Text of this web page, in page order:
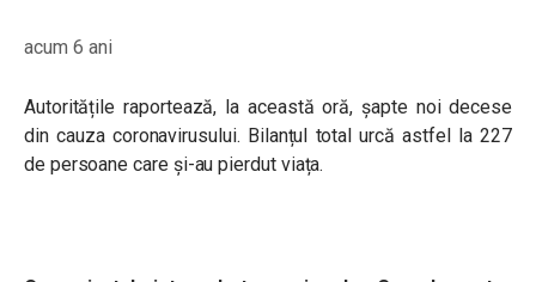
acum 6 ani
Autoritățile raportează, la această oră, șapte noi decese
din cauza coronavirusului. Bilanțul total urcă astfel la 227
de persoane care și-au pierdut viața.